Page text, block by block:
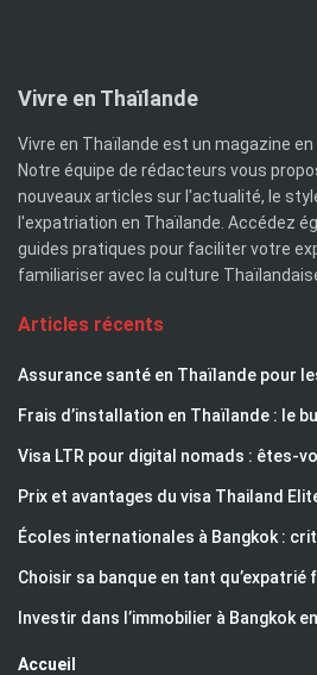
Vivre en Thaïlande
Vivre en Thaïlande est un magazine en
Notre équipe de rédacteurs vous
nouveaux articles sur l'actualité, le
l'expatriation en Thaïlande. Accédez
guides pratiques pour faciliter votre
familiariser avec la culture
Articles récents
Assurance santé en Thaïlande pour
Frais d’installation en Thaïlande : le
Visa LTR pour digital nomads : êtes-
Prix et avantages du visa Thailand
Écoles internationales à Bangkok :
Choisir sa banque en tant
Investir dans l’immobilier à Bangkok
Accueil